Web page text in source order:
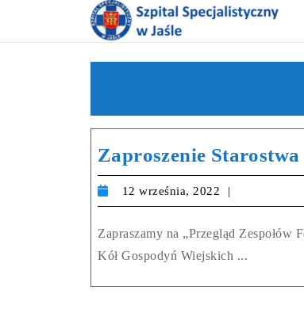
Zaproszenie
12 września, 2022
Zapraszamy na „Przegląd
Kół Gospodyń Wiejskich ...